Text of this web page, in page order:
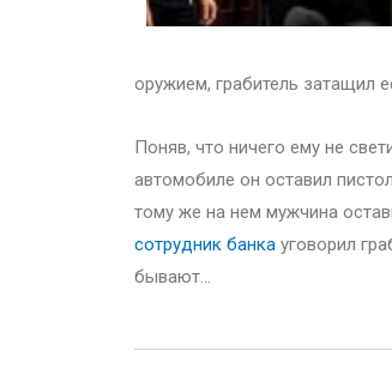
оружием, грабитель затащил
Поняв, что ничего ему не
автомобиле он оставил
тому же на нем мужчина
сотрудник банка уговорил
бывают…